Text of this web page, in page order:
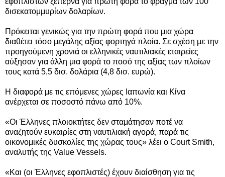
δισεκατομμυρίων δολαρίων.
Πρόκειται γενικώς για την πρώτη φορά που μια χώρα
διαθέτει τόσο μεγάλης αξίας φορτηγά πλοία. Σε σχέση με την
προηγούμενη χρονιά οι ελληνικές ναυτιλιακές εταιρείες
αύξησαν για άλλη μια φορά το ποσό της αξίας των πλοίων
τους κατά 5,5 δισ. δολάρια (4,8 δισ. ευρώ).
Η διαφορά με τις επόμενες χώρες Ιαπωνία και Κίνα
ανέρχεται σε ποσοστό πάνω από 10%.
«Οι Έλληνες πλοιοκτήτες δεν σταμάτησαν ποτέ να
αναζητούν ευκαιρίες στη ναυτιλιακή αγορά, παρά τις
οικονομικές δυσκολίες της χώρας τους» λέει ο Court Smith,
αναλυτής της Value Vessels.
«Και (οι Έλληνες εφοπλιστές) έχουν διαίσθηση για τις